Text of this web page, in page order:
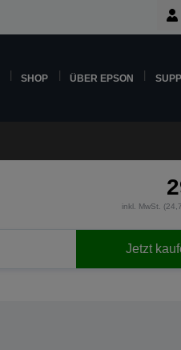
SHOP ÜBER EPSON
inkl. MwSt.
Jetzt